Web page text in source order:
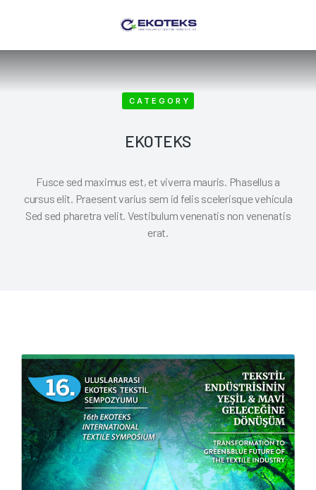
CATEGORY
EKOTEKS
Fusce sed maximus est, et viverra mauris. Phasellus a
cursus elit. Praesent varius sem id felis scelerisque vehicula
Sed sed pharetra velit. Vestibulum venenatis non venenatis
erat.